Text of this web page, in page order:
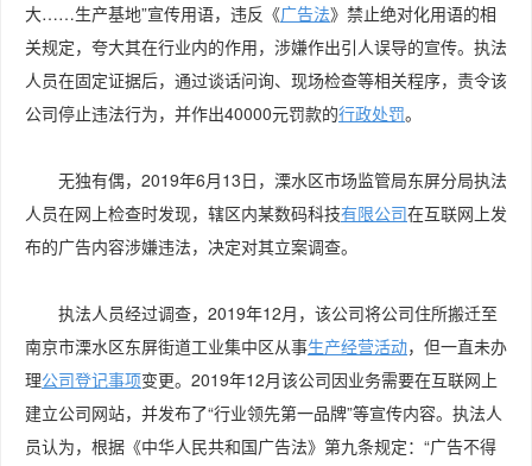
大……生产基地”宣传用语，违反《广告法》禁止绝对化用语的相
关规定，夸大其在行业内的作用，涉嫌作出引人误导的宣传。执法
人员在固定证据后，通过谈话问询、现场检查等相关程序，责令该
公司停止违法行为，并作出40000元罚款的行政处罚。
无独有偶，2019年6月13日，溧水区市场监管局东屏分局执法
人员在网上检查时发现，辖区内某数码科技有限公司在互联网上发
布的广告内容涉嫌违法，决定对其立案调查。
执法人员经过调查，2019年12月，该公司将公司住所搬迁至
南京市溧水区东屏街道工业集中区从事生产经营活动，但一直未办
理公司登记事项变更。2019年12月该公司因业务需要在互联网上
建立公司网站，并发布了“行业领先第一品牌”等宣传内容。执法人
员认为，根据《中华人民共和国广告法》第九条规定：“广告不得